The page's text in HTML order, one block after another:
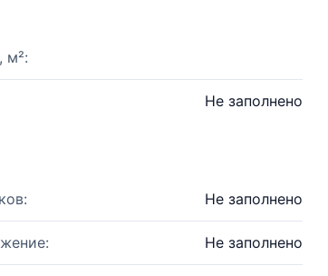
м²:
Не заполнено
Не заполнено
Не заполнено